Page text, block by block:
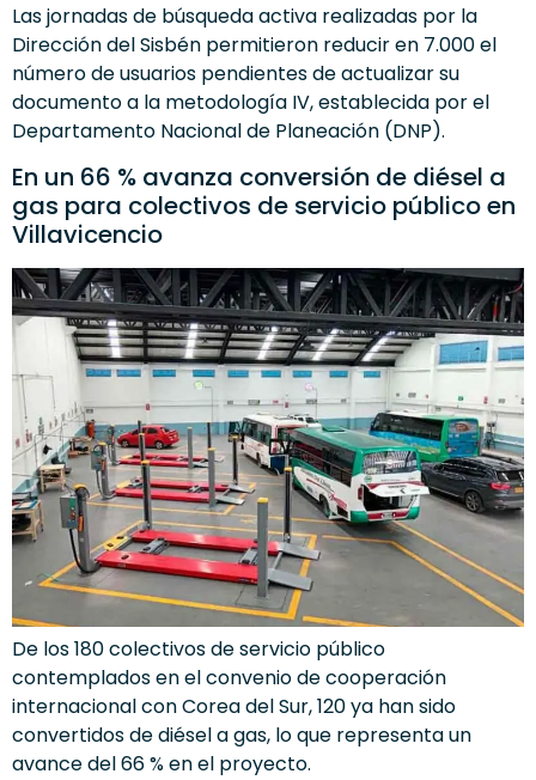
Las jornadas de búsqueda activa realizadas por la
Dirección del Sisbén permitieron reducir en 7.000 el
número de usuarios pendientes de actualizar su
documento a la metodología IV, establecida por el
Departamento Nacional de Planeación (DNP).
En un 66 % avanza conversión de diésel a
gas para colectivos de servicio público en
Villavicencio
De los 180 colectivos de servicio público
contemplados en el convenio de cooperación
internacional con Corea del Sur, 120 ya han sido
convertidos de diésel a gas, lo que representa un
avance del 66 % en el proyecto.